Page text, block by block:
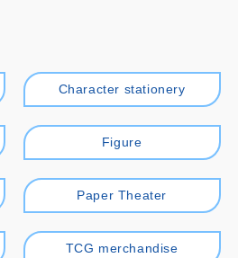
Character stationery
Figure
Paper Theater
TCG merchandise